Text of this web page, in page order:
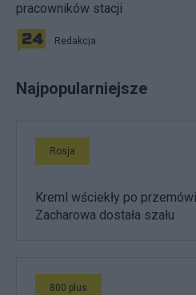
pracowników stacji
Redakcja
Najpopularniejsze
Rosja
Kreml wściekły po
Zacharowa dostała szału
800 plus